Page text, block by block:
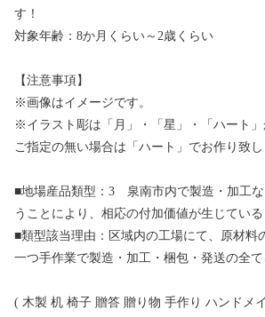
す！
対象年齢：8か月くらい～2歳くらい
【注意事項】
※画像はイメージです。
※イラスト彫は「月」・「星」・「ハート」
ご指定の無い場合は「ハート」でお作り致し
■地場産品類型：3 泉南市内で製造・加工
うことにより、相応の付加価値が生じてい
■類型該当理由：区域内の工場にて、原材料
一つ手作業で製造・加工・梱包・発送の全て
( 木製 机 椅子 贈答 贈り物 手作り ハンドメ